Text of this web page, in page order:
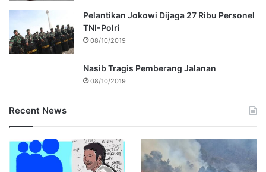
Pelantikan Jokowi Dijaga 27 Ribu Personel
TNI-Polri
08/10/2019
Nasib Tragis Pemberang Jalanan
08/10/2019
Recent News